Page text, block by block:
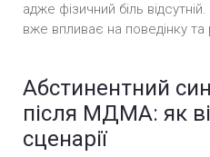
адже фізичний біль
вже впливає на поведінку та
Абстинентний
після МДМА: як
сценарії